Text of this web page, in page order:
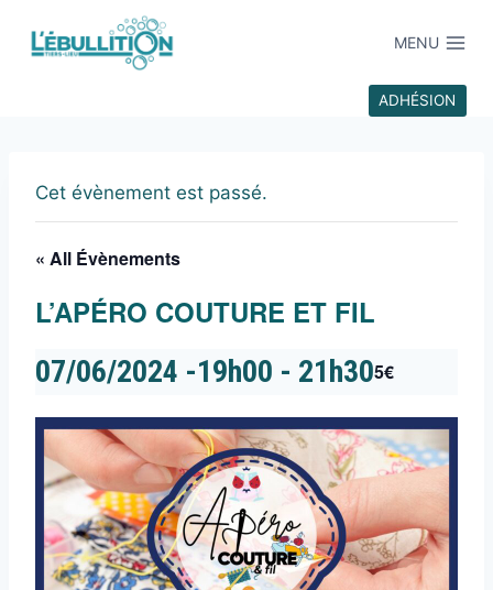
MENU
ADHÉSION
Cet évènement est passé.
« All Évènements
L’APÉRO COUTURE ET FIL
07/06/2024 -19h00 - 21h305€